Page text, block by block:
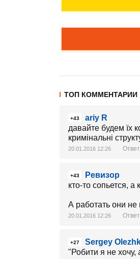
ТОП КОММЕНТАРИИ
+43
ariy R
давайте будем їх
кримінальні
20.01.2016 12:26
+43
Ревизор
кто-то сопьется, а
А работать они
20.01.2016 12:26
+27
Sergey
"Робити я не хочу,